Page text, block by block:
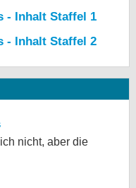
- Inhalt Staffel 1
- Inhalt Staffel 2
nicht, aber die